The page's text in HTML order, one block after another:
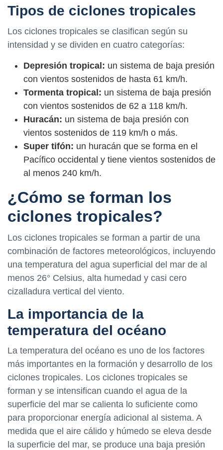
Tipos de ciclones tropicales
Los ciclones tropicales se clasifican según su
intensidad y se dividen en cuatro categorías:
Depresión tropical: un sistema de baja presión
con vientos sostenidos de hasta 61 km/h.
Tormenta tropical: un sistema de baja presión
con vientos sostenidos de 62 a 118 km/h.
Huracán: un sistema de baja presión con
vientos sostenidos de 119 km/h o más.
Super tifón: un huracán que se forma en el
Pacífico occidental y tiene vientos sostenidos de
al menos 240 km/h.
¿Cómo se forman los
ciclones tropicales?
Los ciclones tropicales se forman a partir de una
combinación de factores meteorológicos, incluyendo
una temperatura del agua superficial del mar de al
menos 26° Celsius, alta humedad y casi cero
cizalladura vertical del viento.
La importancia de la
temperatura del océano
La temperatura del océano es uno de los factores
más importantes en la formación y desarrollo de los
ciclones tropicales. Los ciclones tropicales se
forman y se intensifican cuando el agua de la
superficie del mar se calienta lo suficiente como
para proporcionar energía adicional al sistema. A
medida que el aire cálido y húmedo se eleva desde
la superficie del mar, se produce una baja presión